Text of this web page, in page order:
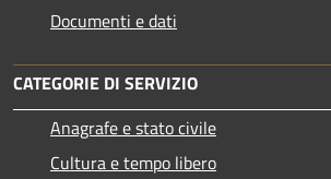
Documenti e dati
CATEGORIE DI SERVIZIO
Anagrafe e stato civile
Cultura e tempo libero